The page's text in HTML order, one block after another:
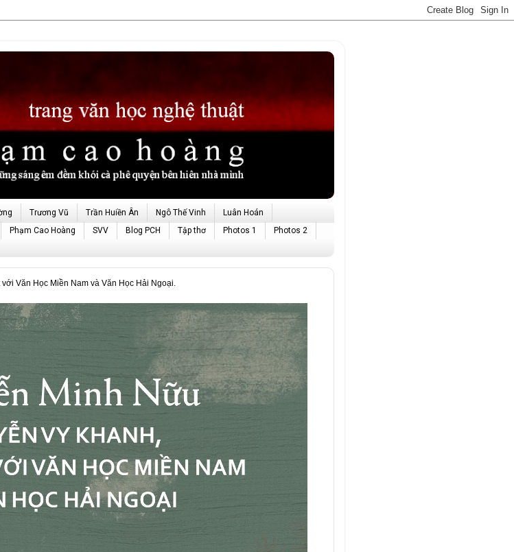
Trương Vũ Trần Huiền Ân Ngô Thế Vinh
Luân Hoán
Phạm Cao Hoàng SVV Blog PCH Tập thơ Photos 1
Photos 2
Văn Học Miền Nam và Văn Học Hải Ngoại.